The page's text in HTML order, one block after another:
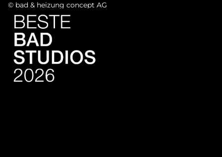
© bad & heizung concept AG